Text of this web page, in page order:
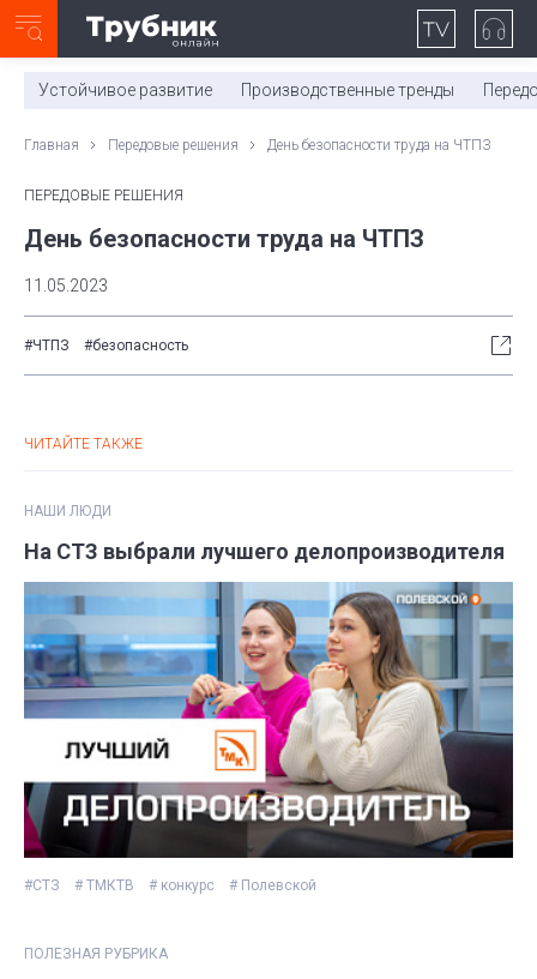
0:00/ 11:03
Устойчивое развитие Производственные тренды
Главная Передовые решения День безопасности труда на ЧТПЗ
ПЕРЕДОВЫЕ РЕШЕНИЯ
День безопасности труда на ЧТПЗ
11.05.2023
#ЧТПЗ #безопасность
ЧИТАЙТЕ ТАКЖЕ
НАШИ ЛЮДИ
На СТЗ выбрали лучшего делопроизводителя
#СТЗ # ТМКТВ # конкурс # Полевской
ПОЛЕЗНАЯ РУБРИКА